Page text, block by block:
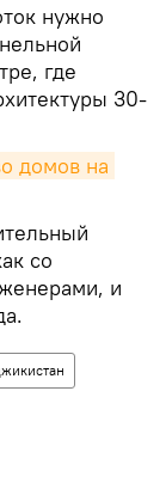
нужно
где
30-
домов на
со
и